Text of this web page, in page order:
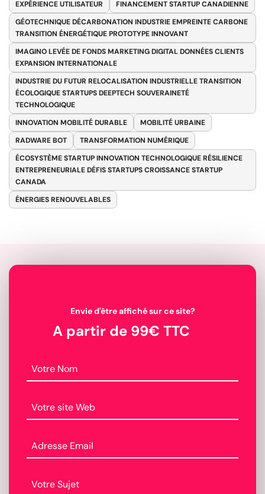
EXPÉRIENCE UTILISATEUR
FINANCEMENT STARTUP CANADIENNE
GÉOTECHNIQUE DÉCARBONATION INDUSTRIE EMPREINTE CARBONE
TRANSITION ÉNERGÉTIQUE PROTOTYPE INNOVANT
IMAGINO LEVÉE DE FONDS MARKETING DIGITAL DONNÉES CLIENTS
EXPANSION INTERNATIONALE
INDUSTRIE DU FUTUR RELOCALISATION INDUSTRIELLE TRANSITION
ÉCOLOGIQUE STARTUPS DEEPTECH SOUVERAINETÉ
TECHNOLOGIQUE
INNOVATION MOBILITÉ DURABLE
MOBILITÉ URBAINE
RADWARE BOT
TRANSFORMATION NUMÉRIQUE
ÉCOSYSTÈME STARTUP INNOVATION TECHNOLOGIQUE RÉSILIENCE
ENTREPRENEURIALE DÉFIS STARTUPS CROISSANCE STARTUP
CANADA
ÉNERGIES RENOUVELABLES
Envie d'être affiché sur ce site?
A partir de 99€ TTC